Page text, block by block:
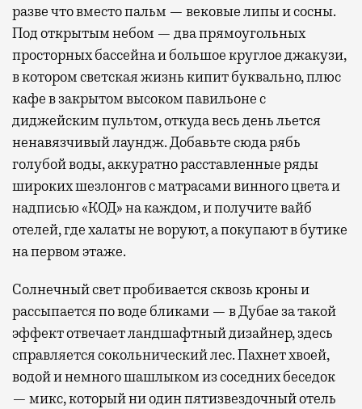
разве что вместо пальм — вековые липы и сосны.
Под открытым небом — два прямоугольных
просторных бассейна и большое круглое джакузи,
в котором светская жизнь кипит буквально, плюс
кафе в закрытом высоком павильоне с
диджейским пультом, откуда весь день льется
ненавязчивый лаундж. Добавьте сюда рябь
голубой воды, аккуратно расставленные ряды
широких шезлонгов с матрасами винного цвета и
надписью «КОД» на каждом, и получите вайб
отелей, где халаты не воруют, а покупают в бутике
на первом этаже.
Солнечный свет пробивается сквозь кроны и
рассыпается по воде бликами — в Дубае за такой
эффект отвечает ландшафтный дизайнер, здесь
справляется сокольнический лес. Пахнет хвоей,
водой и немного шашлыком из соседних беседок
— микс, который ни один пятизвездочный отель